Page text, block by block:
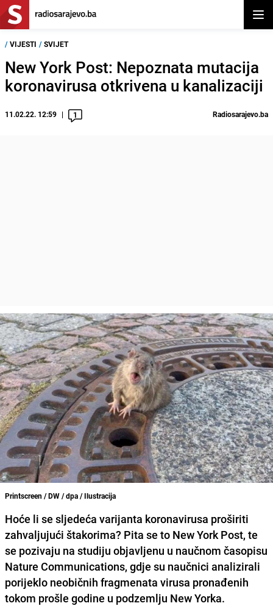
/ VIJESTI / SVIJET
New York Post: Nepoznata mutacija
koronavirusa otkrivena u kanalizaciji
11.02.22. 12:59 1 Radiosarajevo.ba
Printscreen / DW / dpa / Ilustracija
Hoće li se sljedeća varijanta koronavirusa proširiti
zahvaljujući štakorima? Pita se to New York Post, te
se pozivaju na studiju objavljenu u naučnom časopisu
Nature Communications, gdje su naučnici analizirali
porijeklo neobičnih fragmenata virusa pronađenih
tokom prošle godine u podzemlju New Yorka.